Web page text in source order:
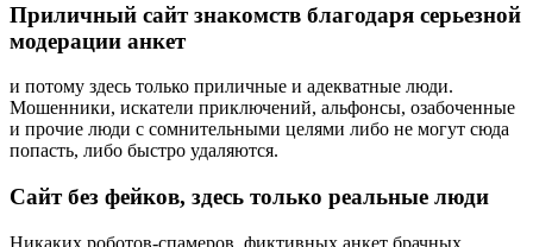
Приличный сайт знакомств благодаря серьезной
модерации анкет
и потому здесь только приличные и адекватные люди.
Мошенники, искатели приключений, альфонсы, озабоченные
и прочие люди с сомнительными целями либо не могут сюда
попасть, либо быстро удаляются.
Сайт без фейков, здесь только реальные люди
Никаких роботов-спамеров, фиктивных анкет брачных